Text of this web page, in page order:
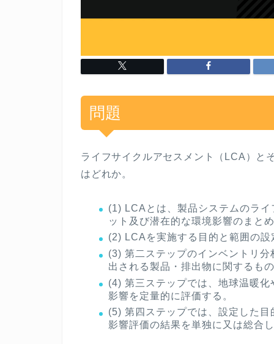
問題
ライフサイクルアセスメント（ LCA ）と
はどれか。
(1) LCA とは、製品システムのラ
ット及び潜在的な環境影響のまと
(2) LCA を実施する目的と範囲の設
(3) 第二ステップのインベントリ
出される製品・排出物に関するも
(4) 第三ステップでは、地球温暖
影響を定量的に評価する。
(5) 第四ステップでは、設定した
影響評価の結果を単独に又は総合